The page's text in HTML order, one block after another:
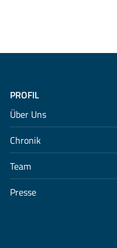
PROFIL
Über Uns
Chronik
Team
Presse